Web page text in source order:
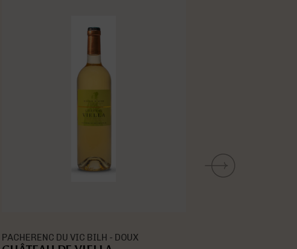
MADIRAN